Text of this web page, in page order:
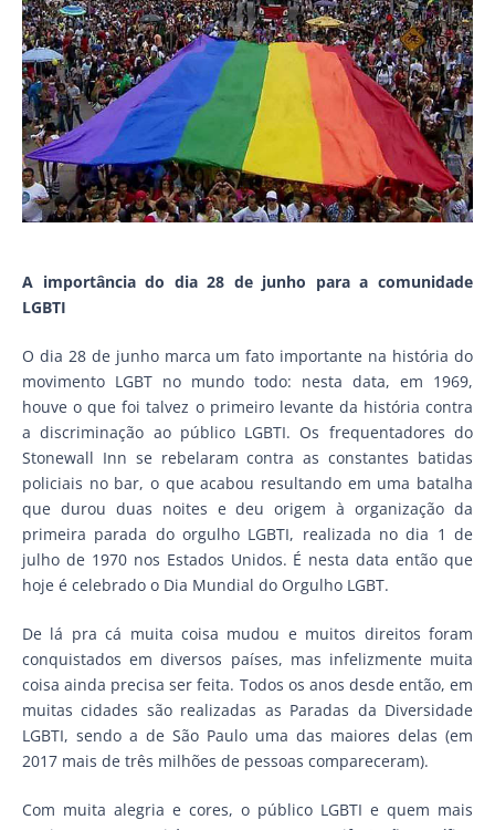
A importância do dia 28 de junho para a comunidade
LGBTI
O dia 28 de junho marca um fato importante na história do
movimento LGBT no mundo todo: nesta data, em 1969,
houve o que foi talvez o primeiro levante da história contra
a discriminação ao público LGBTI. Os frequentadores do
Stonewall Inn se rebelaram contra as constantes batidas
policiais no bar, o que acabou resultando em uma batalha
que durou duas noites e deu origem à organização da
primeira parada do orgulho LGBTI, realizada no dia 1 de
julho de 1970 nos Estados Unidos. É nesta data então que
hoje é celebrado o Dia Mundial do Orgulho LGBT.
De lá pra cá muita coisa mudou e muitos direitos foram
conquistados em diversos países, mas infelizmente muita
coisa ainda precisa ser feita. Todos os anos desde então, em
muitas cidades são realizadas as Paradas da Diversidade
LGBTI, sendo a de São Paulo uma das maiores delas (em
2017 mais de três milhões de pessoas compareceram).
Com muita alegria e cores, o público LGBTI e quem mais